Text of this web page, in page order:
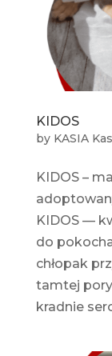
KIDOS
by KASIA
KIDOS –
KIDOS —
do
chłopak
tamtej
kradnie